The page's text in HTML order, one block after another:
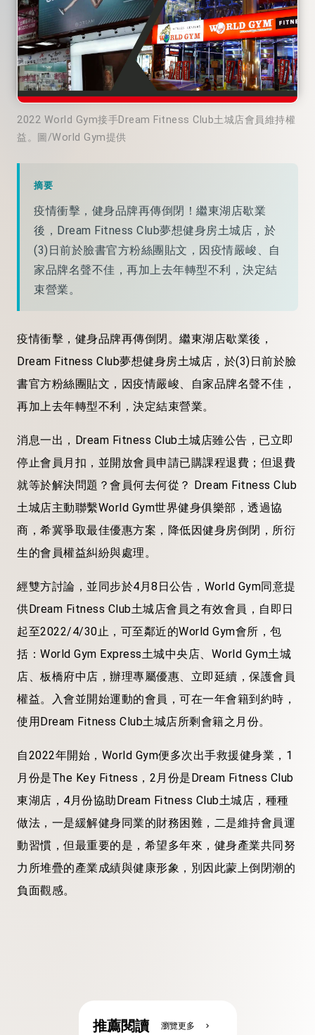
2022 World Gym接手Dream Fitness Club土城店會員維持權
益。圖/World Gym提供
摘要
疫情衝擊，健身品牌再傳倒閉！繼東湖店歇業
後，Dream Fitness Club夢想健身房土城店，於
(3)日前於臉書官方粉絲團貼文，因疫情嚴峻、自
家品牌名聲不佳，再加上去年轉型不利，決定結
束營業。
疫情衝擊，健身品牌再傳倒閉。繼東湖店歇業後，
Dream Fitness Club夢想健身房土城店，於(3)日前於臉
書官方粉絲團貼文，因疫情嚴峻、自家品牌名聲不佳，
再加上去年轉型不利，決定結束營業。
消息一出，Dream Fitness Club土城店雖公告，已立即
停止會員月扣，並開放會員申請已購課程退費；但退費
就等於解決問題？會員何去何從？ Dream Fitness Club
土城店主動聯繫World Gym世界健身俱樂部，透過協
商，希冀爭取最佳優惠方案，降低因健身房倒閉，所衍
生的會員權益糾紛與處理。
經雙方討論，並同步於4月8日公告，World Gym同意提
供Dream Fitness Club土城店會員之有效會員，自即日
起至2022/4/30止，可至鄰近的World Gym會所，包
括：World Gym Express土城中央店、World Gym土城
店、板橋府中店，辦理專屬優惠、立即延續，保護會員
權益。入會並開始運動的會員，可在一年會籍到約時，
使用Dream Fitness Club土城店所剩會籍之月份。
自2022年開始，World Gym便多次出手救援健身業，1
月份是The Key Fitness，2月份是Dream Fitness Club
東湖店，4月份協助Dream Fitness Club土城店，種種
做法，一是緩解健身同業的財務困難，二是維持會員運
動習慣，但最重要的是，希望多年來，健身產業共同努
力所堆疊的產業成績與健康形象，別因此蒙上倒閉潮的
負面觀感。
推薦閱讀 瀏覽更多 chevron_right